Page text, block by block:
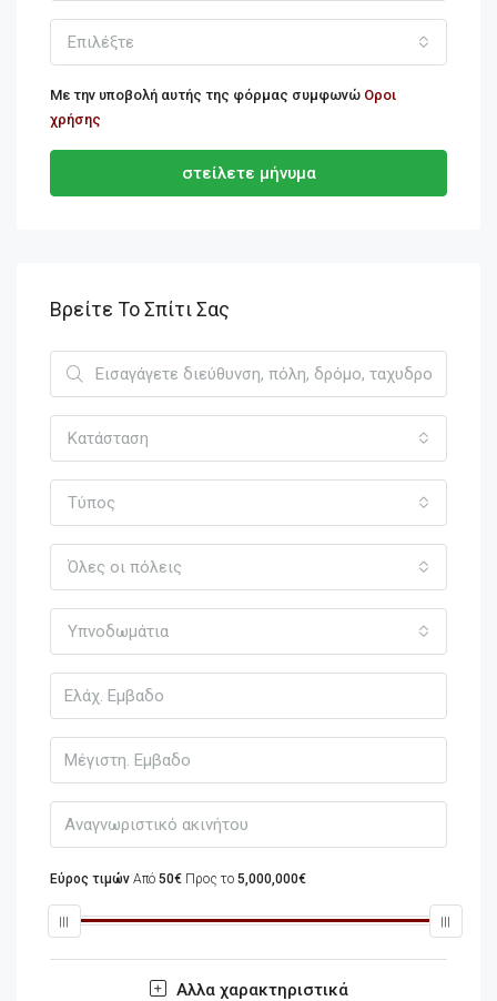
Επιλέξτε
Με την υποβολή αυτής της φόρμας συμφωνώ Οροι
χρήσης
στείλετε μήνυμα
Βρείτε Το Σπίτι Σας
Κατάσταση
Τύπος
Όλες οι πόλεις
Υπνοδωμάτια
Εύρος τιμών Από 50€ Προς το 5,000,000€
Αλλα χαρακτηριστικά